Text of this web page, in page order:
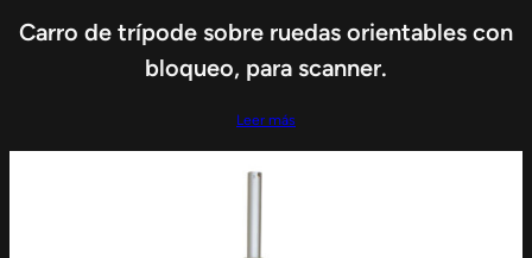
Carro de trípode sobre ruedas orientables con
bloqueo, para scanner.
Leer más